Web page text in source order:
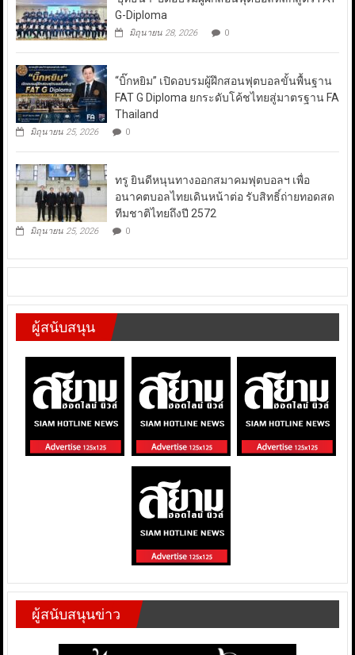
G-Diploma
มิถุนายน 28, 2026 0
“บิ๊กหยิม” เปิดอบรมผู้ฝึกสอนฟุตบอลขั้นพื้นฐาน
FAT G Diploma ยกระดับโค้ชไทยสู่มาตรฐาน FA
Thailand
มิถุนายน 25, 2026 0
ทรู ยินดีหนุนทางออกสมาคมฟุตบอลฯ เพื่อ
อนาคตบอลไทยเดินหน้าต่อ รับสิทธิ์ถ่ายทอดสด
ทีมชาติไทยถึงปี 2572
มิถุนายน 25, 2026 0
ผู้สนับสนุน
ผู้สนับสนุนข่าว